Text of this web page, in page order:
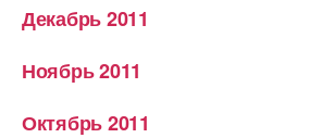
Декабрь 2011
Ноябрь 2011
Октябрь 2011